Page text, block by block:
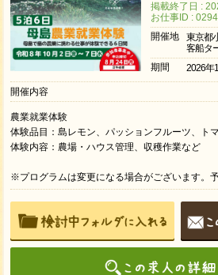
掲載終了日 :
お仕事ID :
開催地
東京都
客船タ
期間
2026年
開催内容
農業就業体験
体験品目：島レモン、パッションフルーツ、ト
体験内容：農場・ハウス管理、収穫作業など
※プログラムは変更になる場合がございます。